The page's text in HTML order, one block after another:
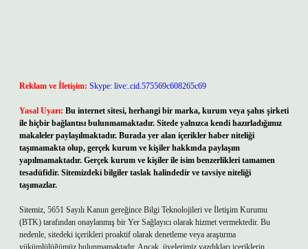
Reklam ve İletişim: Skype: live:.cid.575569c608265c69
Yasal Uyarı: Bu internet sitesi, herhangi bir marka, kurum veya şahıs şirketi
ile hiçbir bağlantısı bulunmamaktadır. Sitede yalnızca kendi hazırladığımız
makaleler paylaşılmaktadır. Burada yer alan içerikler haber niteliği
taşımamakta olup, gerçek kurum ve kişiler hakkında paylaşım
yapılmamaktadır. Gerçek kurum ve kişiler ile isim benzerlikleri tamamen
tesadüfidir. Sitemizdeki bilgiler taslak halindedir ve tavsiye niteliği
taşımazlar.
Sitemiz, 5651 Sayılı Kanun gereğince Bilgi Teknolojileri ve İletişim Kurumu
(BTK) tarafından onaylanmış bir Yer Sağlayıcı olarak hizmet vermektedir. Bu
nedenle, sitedeki içerikleri proaktif olarak denetleme veya araştırma
yükümlülüğümüz bulunmamaktadır. Ancak, üyelerimiz yazdıkları içeriklerin